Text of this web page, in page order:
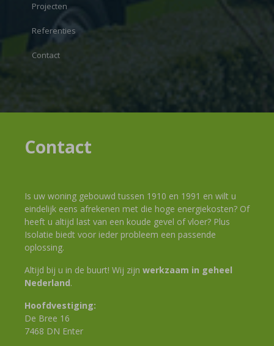
Projecten
Referenties
Contact
Contact
Is uw woning gebouwd tussen 1910 en 1991 en wilt u
eindelijk eens afrekenen met die hoge energiekosten? Of
heeft u altijd last van een koude gevel of vloer? Plus
Isolatie biedt voor ieder probleem een passende
oplossing.
Altijd bij u in de buurt! Wij zijn werkzaam in geheel
Nederland.
Hoofdvestiging:
De Bree 16
7468 DN Enter